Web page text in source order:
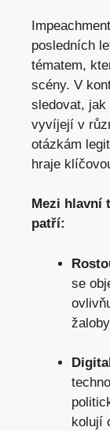
posledních
tématem,
scény. V
sledovat,
vyvíjejí v
otázkám
hraje
Mezi hlavní
patří:
se
kolují